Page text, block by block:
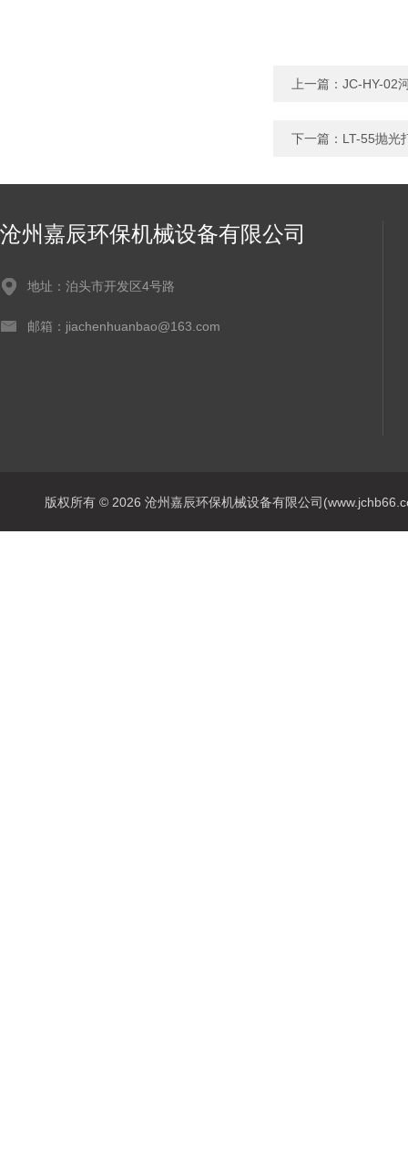
上一篇： JC-HY-02
下一篇： LT-55抛光
沧州嘉辰环保机械设备有限公司
地址：泊头市开发区4号路
邮箱：jiachenhuanbao@163.com
版权所有 © 2026 沧州嘉辰环保机械设备有限公司